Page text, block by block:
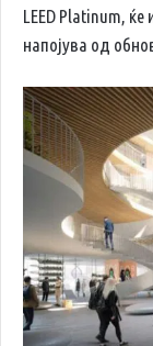
LEED Platinum,
напојува од